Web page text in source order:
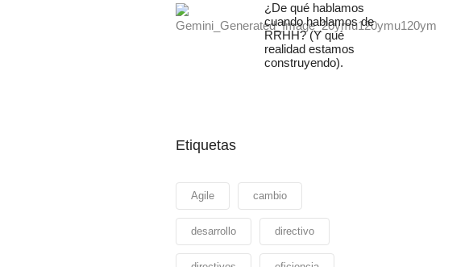
¿De qué hablamos
cuando hablamos de
RRHH? (Y qué
realidad estamos
construyendo).
Etiquetas
Agile cambio
desarrollo directivo